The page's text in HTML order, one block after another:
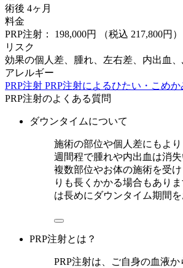
術後 4ヶ月
料金
PRP注射： 198,000円
（税込 217,800円）
リスク
効果の個人差、腫れ、左右差、内出血、
アレルギー
PRP注射 PRP注射によるひたい・こめ
PRP注射のよくある質問
ダウンタイムについて
施術の部位や個人差にもよ
週間程で腫れや内出血は消失
複数部位やお体の施術を受
りも長くかかる場合もあり
は長めにダウンタイム期間を
PRP注射とは？
PRP注射は、ご自身の血液